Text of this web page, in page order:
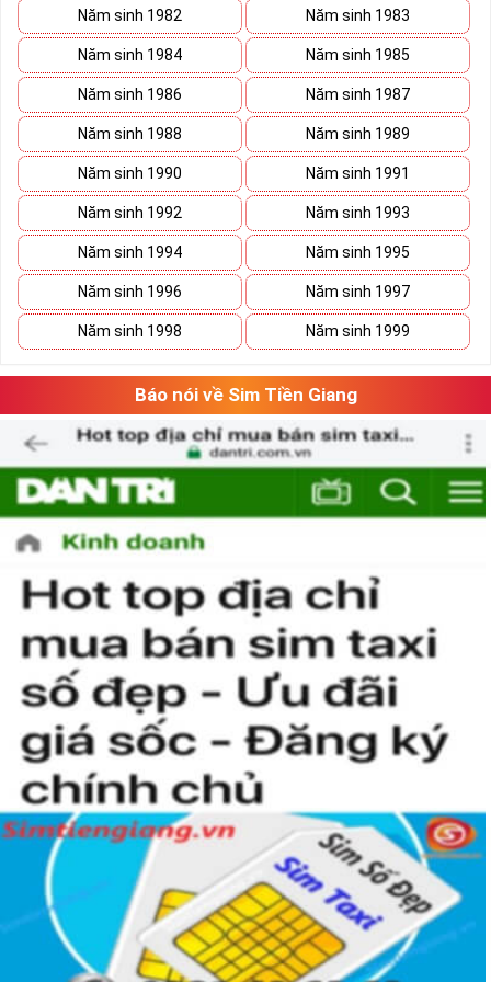
Đăng ký gói TK159 sim Mobifone
Lưu ý khi đăng ký đăng ký gói TK159 sim
MobiFone
Gói cước có tính năng tự động gia hạn sau mỗi chu kỳ.
Hết ưu đãi data hệ thống ngừng truy cập.
Hết ưu đãi ngoại mạng, cước phí sẽ tính theo quy định
hiện hành của nhà mạng.
Hướng Dẫn Mua Sim Số Đẹp MobiFone
Tại Sim Tiền Giang
gói TK159 sim số đẹp uy tín chất lượng.Chọn mua sim số
đẹp thường mất nhiều thời gian ở khoản lựa số, một số phải
vừa đẹp, vừa tốt về phong thủy thì mới là sim hoàn hảo. Vậy
phải làm sao?
Năm sinh 1982 Năm sinh 1983
Năm sinh 1984 Năm sinh 1985
Năm sinh 1986 Năm sinh 1987
Năm sinh 1988 Năm sinh 1989
Năm sinh 1990 Năm sinh 1991
Năm sinh 1992 Năm sinh 1993
Năm sinh 1994 Năm sinh 1995
Năm sinh 1996 Năm sinh 1997
Năm sinh 1998 Năm sinh 1999
Báo nói về Sim Tiền Giang